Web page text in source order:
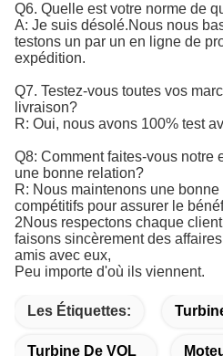
Q6. Quelle est votre norme de
A: Je suis désolé.Nous nous
testons un par un en ligne de
expédition.
Q7. Testez-vous toutes vos
livraison?
R: Oui, nous avons 100% test
Q8: Comment faites-vous notre
une bonne relation?
R: Nous maintenons une
compétitifs pour assurer le
2Nous respectons chaque
faisons sincèrement des
amis avec eux,
Peu importe d'où ils viennent.
Les Étiquettes:
Turbine De VOL